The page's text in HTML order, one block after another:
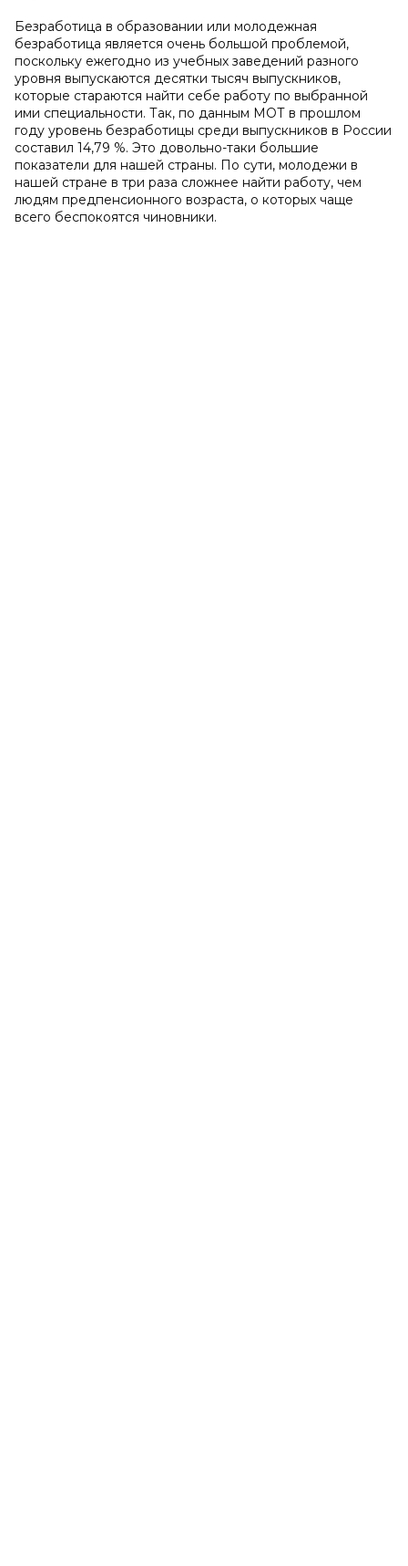
Безработица в образовании или молодежная
безработица является очень большой проблемой,
поскольку ежегодно из учебных заведений разного
уровня выпускаются десятки тысяч выпускников,
которые стараются найти себе работу по выбранной
ими специальности. Так, по данным МОТ в прошлом
году уровень безработицы среди выпускников в России
составил 14,79 %. Это довольно-таки большие
показатели для нашей страны. По сути, молодежи в
нашей стране в три раза сложнее найти работу, чем
людям предпенсионного возраста, о которых чаще
всего беспокоятся чиновники.